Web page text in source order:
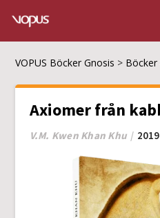
VOPUS Böcker Gnosis > Böcker
Axiomer från
V.M. Kwen Khan Khu